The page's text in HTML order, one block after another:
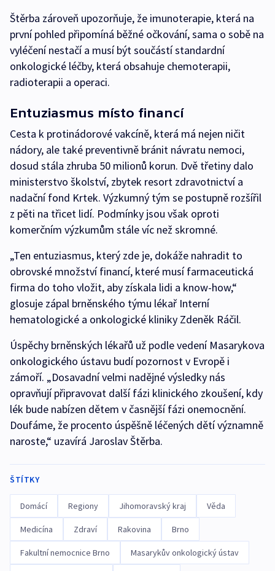
Štěrba zároveň upozorňuje, že imunoterapie, která na
první pohled připomíná běžné očkování, sama o sobě na
vyléčení nestačí a musí být součástí standardní
onkologické léčby, která obsahuje chemoterapii,
radioterapii a operaci.
Entuziasmus místo financí
Cesta k protinádorové vakcíně, která má nejen ničit
nádory, ale také preventivně bránit návratu nemoci,
dosud stála zhruba 50 milionů korun. Dvě třetiny dalo
ministerstvo školství, zbytek resort zdravotnictví a
nadační fond Krtek. Výzkumný tým se postupně rozšířil
z pěti na třicet lidí. Podmínky jsou však oproti
komerčním výzkumům stále víc než skromné.
„Ten entuziasmus, který zde je, dokáže nahradit to
obrovské množství financí, které musí farmaceutická
firma do toho vložit, aby získala lidi a know-how,“
glosuje zápal brněnského týmu lékař Interní
hematologické a onkologické kliniky Zdeněk Ráčil.
Úspěchy brněnských lékařů už podle vedení Masarykova
onkologického ústavu budí pozornost v Evropě i
zámoří. „Dosavadní velmi nadějné výsledky nás
opravňují připravovat další fázi klinického zkoušení, kdy
lék bude nabízen dětem v časnější fázi onemocnění.
Doufáme, že procento úspěšně léčených dětí významně
naroste,“ uzavírá Jaroslav Štěrba.
ŠTÍTKY
Domácí Regiony Jihomoravský kraj Věda
Medicína Zdraví Rakovina Brno
Fakultní nemocnice Brno Masarykův onkologický ústav